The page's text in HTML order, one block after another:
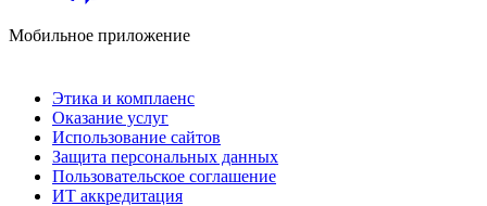
Мобильное приложение
Этика и комплаенс
Оказание услуг
Использование сайтов
Защита персональных данных
Пользовательское соглашение
ИТ аккредитация